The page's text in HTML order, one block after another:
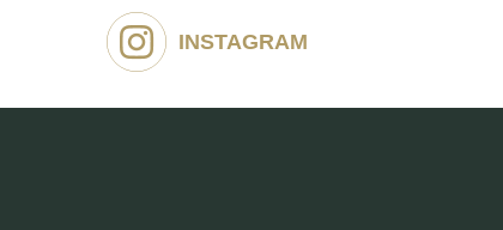
INSTAGRAM